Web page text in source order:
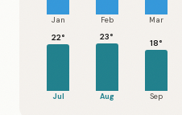
Jan Feb Mar
22°
Jul
23°
Aug
18°
Sep